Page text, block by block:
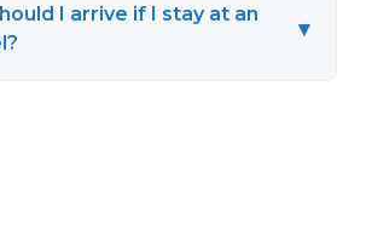
I arrive if I stay at an
▾